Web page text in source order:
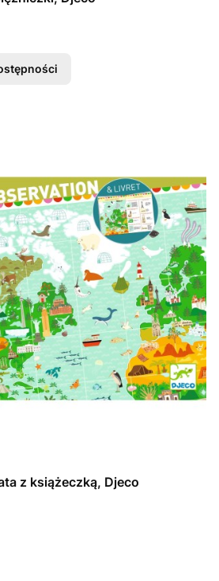
z książeczką, Djeco